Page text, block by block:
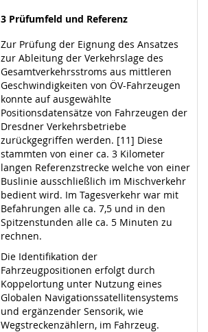
3 Prüfumfeld und Referenz
Zur Prüfung der Eignung des Ansatzes
zur Ableitung der Verkehrslage des
Gesamtverkehrsstroms aus mittleren
Geschwindigkeiten von ÖV-Fahrzeugen
konnte auf ausgewählte
Positionsdatensätze von Fahrzeugen der
Dresdner Verkehrsbetriebe
zurückgegriffen werden. [11] Diese
stammten von einer ca. 3 Kilometer
langen Referenzstrecke welche von einer
Buslinie ausschließlich im Mischverkehr
bedient wird. Im Tagesverkehr war mit
Befahrungen alle ca. 7,5 und in den
Spitzenstunden alle ca. 5 Minuten zu
rechnen.
Die Identifikation der
Fahrzeugpositionen erfolgt durch
Koppelortung unter Nutzung eines
Globalen Navigationssatellitensystems
und ergänzender Sensorik, wie
Wegstreckenzählern, im Fahrzeug.